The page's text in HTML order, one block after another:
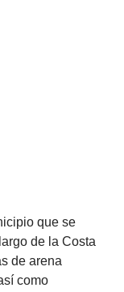
que se
de la Costa
de arena
como